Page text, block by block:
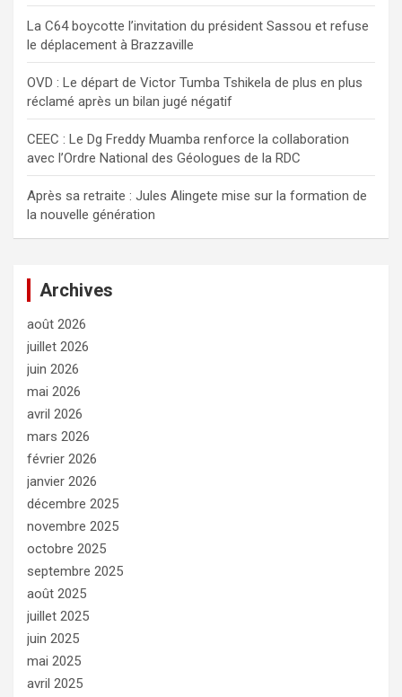
r
La C64 boycotte l’invitation du président Sassou et refuse
le déplacement à Brazzaville
OVD : Le départ de Victor Tumba Tshikela de plus en plus
réclamé après un bilan jugé négatif
CEEC : Le Dg Freddy Muamba renforce la collaboration
avec l’Ordre National des Géologues de la RDC
Après sa retraite : Jules Alingete mise sur la formation de
la nouvelle génération
Archives
août 2026
juillet 2026
juin 2026
mai 2026
avril 2026
mars 2026
février 2026
janvier 2026
décembre 2025
novembre 2025
octobre 2025
septembre 2025
août 2025
juillet 2025
juin 2025
mai 2025
avril 2025